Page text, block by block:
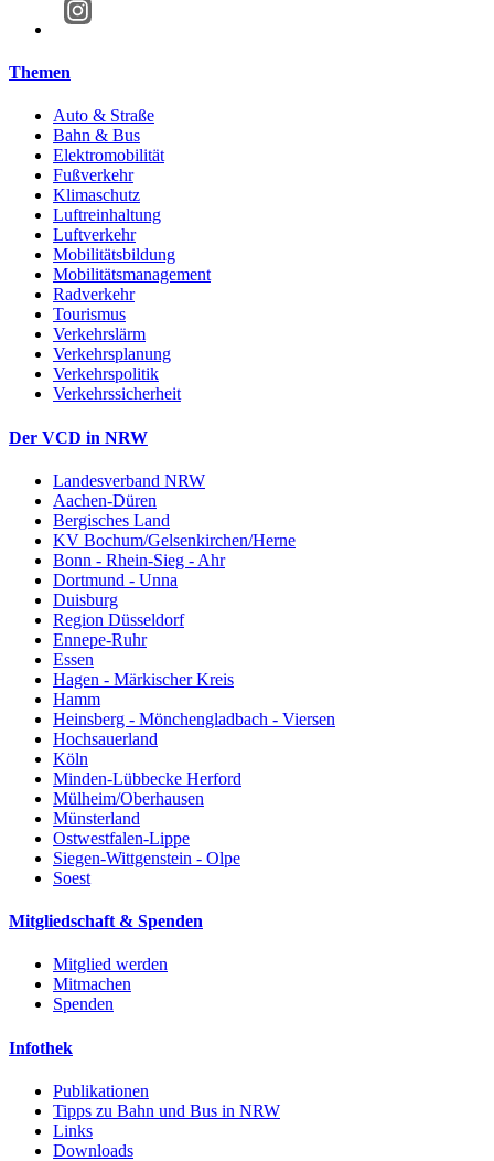
Themen
Auto & Straße
Bahn & Bus
Elektromobilität
Fußverkehr
Klimaschutz
Luftreinhaltung
Luftverkehr
Mobilitätsbildung
Mobilitätsmanagement
Radverkehr
Tourismus
Verkehrslärm
Verkehrsplanung
Verkehrspolitik
Verkehrssicherheit
Der VCD in NRW
Landesverband NRW
Aachen-Düren
Bergisches Land
KV Bochum/Gelsenkirchen/Herne
Bonn - Rhein-Sieg - Ahr
Dortmund - Unna
Duisburg
Region Düsseldorf
Ennepe-Ruhr
Essen
Hagen - Märkischer Kreis
Hamm
Heinsberg - Mönchengladbach - Viersen
Hochsauerland
Köln
Minden-Lübbecke Herford
Mülheim/Oberhausen
Münsterland
Ostwestfalen-Lippe
Siegen-Wittgenstein - Olpe
Soest
Mitgliedschaft & Spenden
Mitglied werden
Mitmachen
Spenden
Infothek
Publikationen
Tipps zu Bahn und Bus in NRW
Links
Downloads